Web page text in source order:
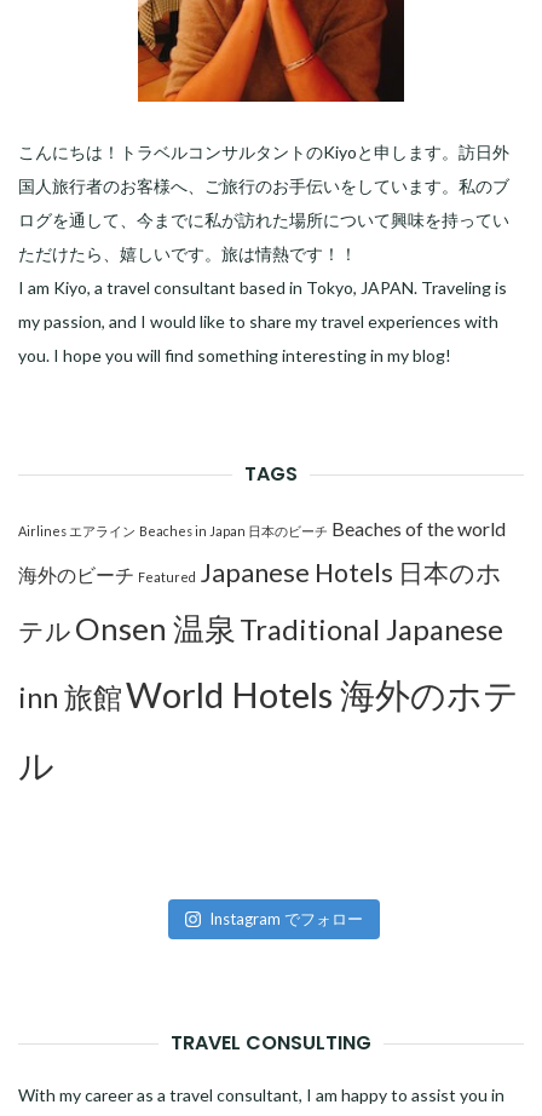
こんにちは！トラベルコンサルタントのKiyoと申します。訪日外
国人旅行者のお客様へ、ご旅行のお手伝いをしています。私のブ
ログを通して、今までに私が訪れた場所について興味を持ってい
ただけたら、嬉しいです。旅は情熱です！！
I am Kiyo, a travel consultant based in Tokyo, JAPAN. Traveling is
my passion, and I would like to share my travel experiences with
you. I hope you will find something interesting in my blog!
TAGS
Airlines エアライン Beaches in Japan 日本のビーチ Beaches of the world
海外のビーチ Featured Japanese Hotels 日本のホ
テルOnsen 温泉 Traditional Japanese
inn 旅館World Hotels 海外のホテ
ル
Instagram でフォロー
TRAVEL CONSULTING
With my career as a travel consultant, I am happy to assist you in